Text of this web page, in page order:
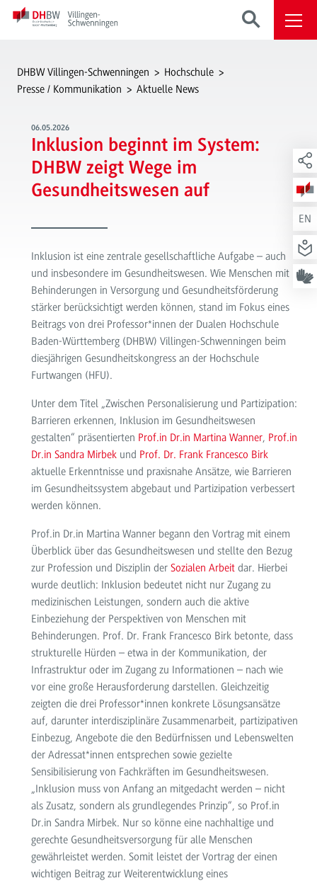
EN
DHBW Villingen-Schwenningen
Hochschule
Presse / Kommunikation
Aktuelle News
06.05.2026
Inklusion beginnt im System:
DHBW zeigt Wege im
Gesundheitswesen auf
Inklusion ist eine zentrale gesellschaftliche Aufgabe – auch
und insbesondere im Gesundheitswesen. Wie Menschen mit
Behinderungen in Versorgung und Gesundheitsförderung
stärker berücksichtigt werden können, stand im Fokus eines
Beitrags von drei Professor*innen der Dualen Hochschule
Baden-Württemberg (DHBW) Villingen-Schwenningen beim
diesjährigen Gesundheitskongress an der Hochschule
Furtwangen (HFU).
Unter dem Titel „Zwischen Personalisierung und Partizipation:
Barrieren erkennen, Inklusion im Gesundheitswesen
gestalten“ präsentierten Prof.in Dr.in Martina Wanner, Prof.in
Dr.in Sandra Mirbekund Prof. Dr. Frank Francesco Birk
aktuelle Erkenntnisse und praxisnahe Ansätze, wie Barrieren
im Gesundheitssystem abgebaut und Partizipation verbessert
werden können.
Prof.in Dr.in Martina Wanner begann den Vortrag mit einem
Überblick über das Gesundheitswesen und stellte den Bezug
zur Profession und Disziplin der Sozialen Arbeitdar. Hierbei
wurde deutlich: Inklusion bedeutet nicht nur Zugang zu
medizinischen Leistungen, sondern auch die aktive
Einbeziehung der Perspektiven von Menschen mit
Behinderungen. Prof. Dr. Frank Francesco Birk betonte, dass
strukturelle Hürden – etwa in der Kommunikation, der
Infrastruktur oder im Zugang zu Informationen – nach wie
vor eine große Herausforderung darstellen. Gleichzeitig
zeigten die drei Professor*innen konkrete Lösungsansätze
auf, darunter interdisziplinäre Zusammenarbeit, partizipativen
Einbezug, Angebote die den Bedürfnissen und Lebenswelten
der Adressat*innen entsprechen sowie gezielte
Sensibilisierung von Fachkräften im Gesundheitswesen.
„Inklusion muss von Anfang an mitgedacht werden – nicht
als Zusatz, sondern als grundlegendes Prinzip“, so Prof.in
Dr.in Sandra Mirbek. Nur so könne eine nachhaltige und
gerechte Gesundheitsversorgung für alle Menschen
gewährleistet werden. Somit leistet der Vortrag der einen
wichtigen Beitrag zur Weiterentwicklung eines